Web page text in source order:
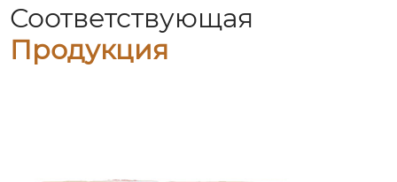
Соответствующая
Продукция